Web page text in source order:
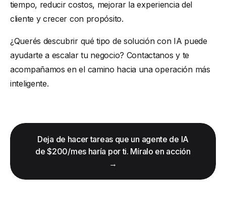
tiempo, reducir costos, mejorar la experiencia del
cliente y crecer con propósito.
¿Querés descubrir qué tipo de solución con IA puede
ayudarte a escalar tu negocio? Contactanos y te
acompañamos en el camino hacia una operación más
inteligente.
Deja de hacer tareas que un agente de IA
de $200/mes haría por ti. Míralo en acción
→